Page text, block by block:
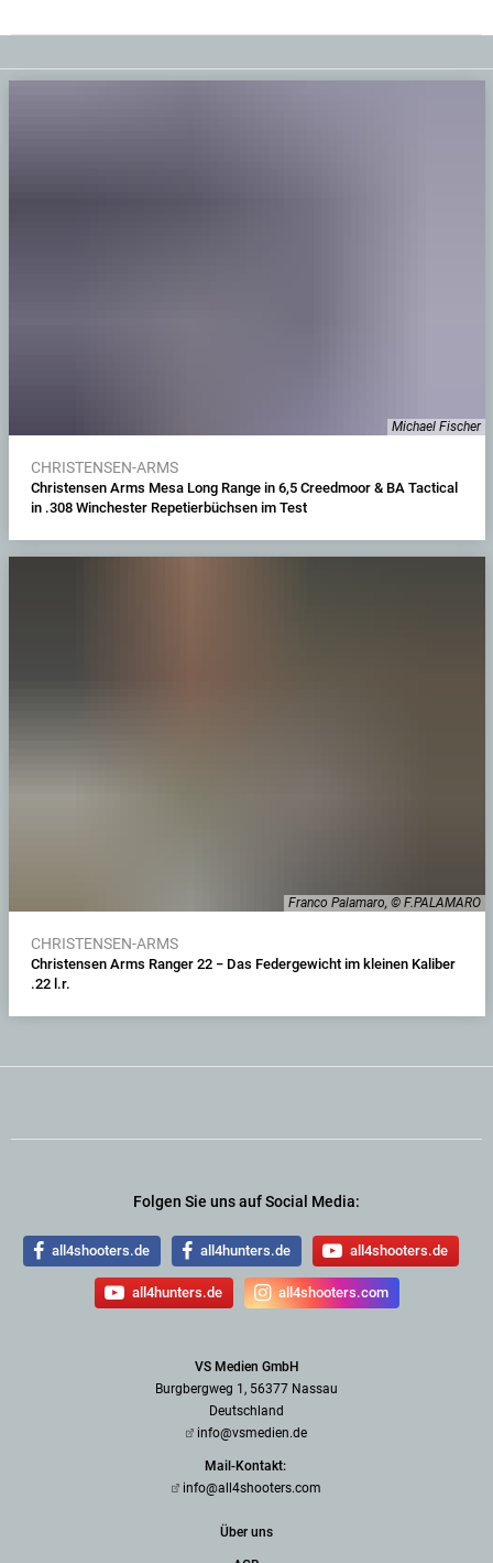
Michael Fischer
CHRISTENSEN-ARMS
Christensen Arms Mesa Long Range in 6,5 Creedmoor & BA Tactical
in .308 Winchester Repetierbüchsen im Test
Franco Palamaro, © F.PALAMARO
CHRISTENSEN-ARMS
Christensen Arms Ranger 22 − Das Federgewicht im kleinen Kaliber
.22 l.r.
Folgen Sie uns auf Social Media:
all4shooters.de all4hunters.de all4shooters.de
all4hunters.de all4shooters.com
VS Medien GmbH
Burgbergweg 1, 56377 Nassau
Deutschland
info@vsmedien.de
Mail-Kontakt:
info@all4shooters.com
Über uns